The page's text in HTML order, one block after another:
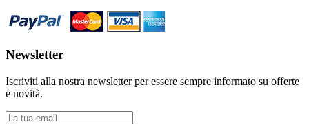
Newsletter
Iscriviti alla nostra newsletter per essere sempre informato su offerte
e novità.